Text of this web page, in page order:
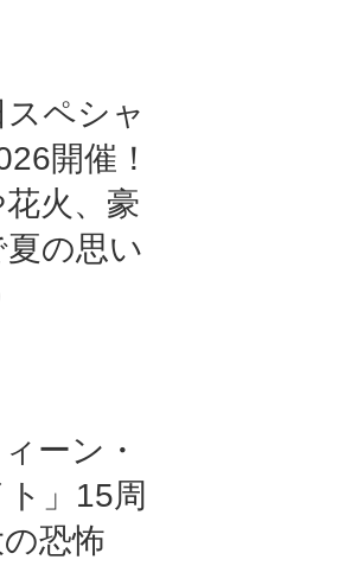
ペシャ
開催！
火、豪
の思い
ーン・
」15周
恐怖